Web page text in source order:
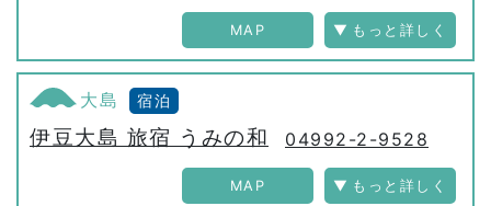
MAP
大島 宿泊
伊豆大島 旅宿 うみの和 04992-2-9528
MAP